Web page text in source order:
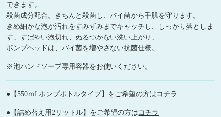
できます。
殺菌成分配合。きちんと殺菌し、バイ菌から手肌を守ります。
きめ細かな泡が汚れをすみずみまでキャッチし、しっかり落としま
す。すばやい泡切れ、ぬるつかない洗い上がり。
ポンプヘッドは、バイ菌を増やさない抗菌仕様。
※泡ハンドソープ専用容器をお使いください。
●【550ｍLポンプボトルタイプ】をご希望の方は コチラ
●【詰め替え用2リットル】をご希望の方は コチラ